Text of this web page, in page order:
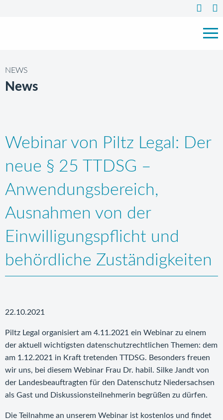
NEWS
News
Webinar von Piltz Legal: Der
neue § 25 TTDSG –
Anwendungsbereich,
Ausnahmen von der
Einwilligungspflicht und
behördliche Zuständigkeiten
22.10.2021
Piltz Legal organisiert am 4.11.2021 ein Webinar zu einem
der aktuell wichtigsten datenschutzrechtlichen Themen: dem
am 1.12.2021 in Kraft tretenden TTDSG. Besonders freuen
wir uns, bei diesem Webinar Frau Dr. habil. Silke Jandt von
der Landesbeauftragten für den Datenschutz Niedersachsen
als Gast und Diskussionsteilnehmerin begrüßen zu dürfen.
Die Teilnahme an unserem Webinar ist kostenlos und findet